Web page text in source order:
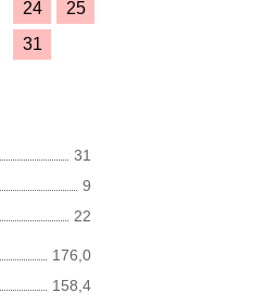
24
25
31
31
9
22
176,0
158,4